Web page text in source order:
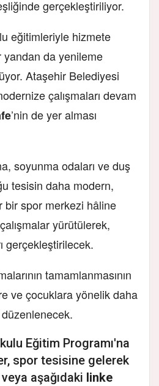
gerçekleştiriliyor.
eğitimleriyle hizmete
da yenileme
Ataşehir Belediyesi
çalışmaları devam
’nin de yer alması
soyunma odaları ve duş
tesisin daha modern,
bir spor merkezi hâline
yürütülerek,
gerçekleştirilecek.
tamamlanmasının
ve çocuklara yönelik daha
Eğitim Programı'na
spor tesisine gelerek
veya aşağıdaki linke